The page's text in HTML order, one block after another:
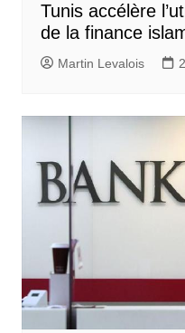
Tunis accélère
de la finance
Martin Levalois